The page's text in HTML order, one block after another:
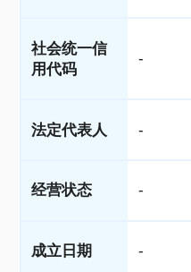
社会统一信
用代码
-
法定代表人 -
经营状态 -
成立日期 -